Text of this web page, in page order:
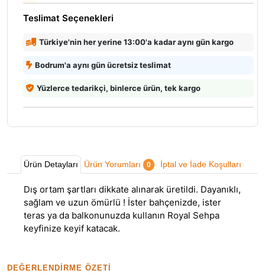
Teslimat Seçenekleri
Türkiye'nin her yerine 13:00'a kadar aynı gün kargo
Bodrum'a aynı gün ücretsiz teslimat
Yüzlerce tedarikçi, binlerce ürün, tek kargo
Ürün Detayları Ürün Yorumları 0 İptal ve İade Koşulları
Dış ortam şartları dikkate alınarak üretildi. Dayanıklı,
sağlam ve uzun ömürlü ! İster bahçenizde, ister
teras ya da balkonunuzda kullanın Royal Sehpa
keyfinize keyif katacak.
DEĞERLENDIRME ÖZETI